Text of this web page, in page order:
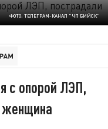
ФОТО: ТЕЛЕГРАМ-КАНАЛ "ЧП БИЙСК"
с опорой ЛЭП,
женщина